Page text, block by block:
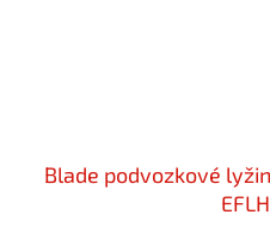
Blade podvozkové